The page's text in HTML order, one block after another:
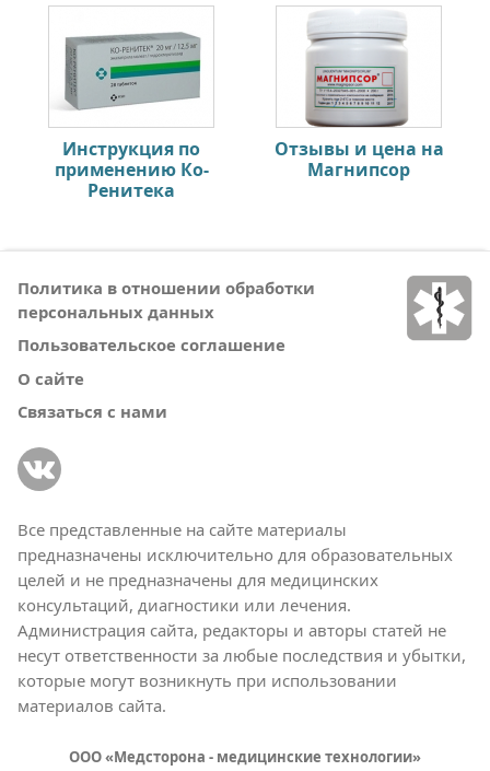
Инструкция по
применению Ко-
Ренитека
Отзывы и цена на
Магнипсор
Политика в отношении обработки
персональных данных
Пользовательское соглашение
О сайте
Связаться с нами
Все представленные на сайте материалы
предназначены исключительно для образовательных
целей и не предназначены для медицинских
консультаций, диагностики или лечения.
Администрация сайта, редакторы и авторы статей не
несут ответственности за любые последствия и убытки,
которые могут возникнуть при использовании
материалов сайта.
ООО «Медсторона - медицинские технологии»